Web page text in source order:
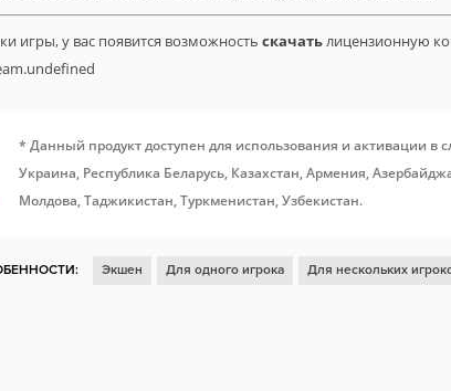
игры, у вас появится возможность скачатьлицензионную
* Данный продукт доступен для использования и активации в
Украина, Республика Беларусь, Казахстан, Армения,
Молдова, Таджикистан, Туркменистан, Узбекистан.
Экшен Для одного игрока Для нескольких